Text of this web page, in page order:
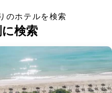
のホテルを検索
に検索